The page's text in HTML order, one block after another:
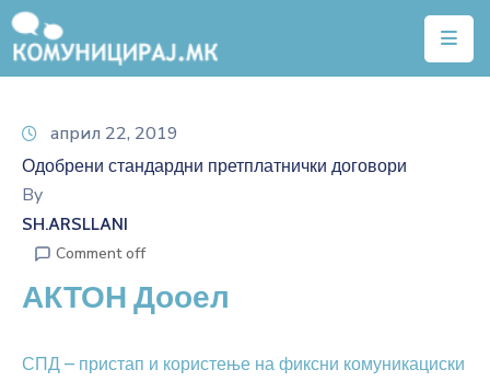
Тарифи
Квалитет
на
услуги
Алатки
зрачење
април 22, 2019
Одобрени стандардни претплатнички договори
By
SH.ARSLLANI
Comment off
АКТОН Дооел
СПД – пристап и користење на фиксни комуникациски